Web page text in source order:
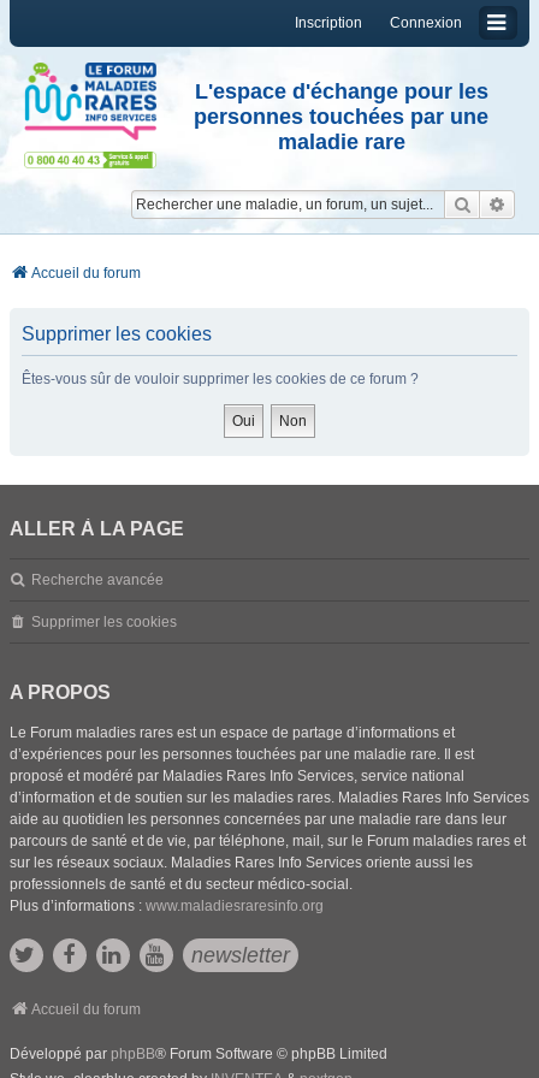
Connexion
Inscription
L'espace d'échange pour les
personnes touchées par une
maladie rare
Accueil du forum
Supprimer les cookies
Êtes-vous sûr de vouloir supprimer les cookies de ce forum ?
ALLER À LA PAGE
Recherche avancée
Supprimer les cookies
A PROPOS
Le Forum maladies rares est un espace de partage d’informations et
d’expériences pour les personnes touchées par une maladie rare. Il est
proposé et modéré par Maladies Rares Info Services, service national
d’information et de soutien sur les maladies rares. Maladies Rares Info Services
aide au quotidien les personnes concernées par une maladie rare dans leur
parcours de santé et de vie, par téléphone, mail, sur le Forum maladies rares et
sur les réseaux sociaux. Maladies Rares Info Services oriente aussi les
professionnels de santé et du secteur médico-social.
Plus d’informations : www.maladiesraresinfo.org
newsletter
Accueil du forum
Développé par phpBB® Forum Software © phpBB Limited